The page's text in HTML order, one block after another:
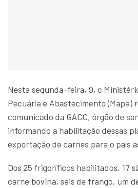
Nesta segunda-feira, 9, o
Pecuária e Abastecimento (Mapa)
comunicado da GACC, órgão de
informando a habilitação dessas
exportação de carnes para o país
Dos 25 frigoríficos habilitados, 17
carne bovina, seis de frango, um